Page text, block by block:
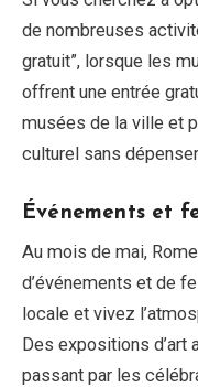
de nombreuses
gratuit”, lorsque les
offrent une entrée
musées de la ville et
culturel sans
Événements et
Au mois de mai,
d’événements et de
locale et vivez
Des expositions d’art
passant par les